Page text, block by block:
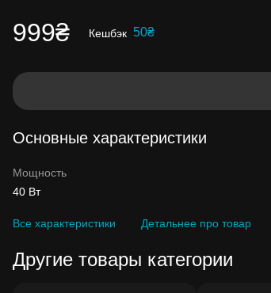
999₴ Кешбэк 50₴
Основные характеристики
Мощность
40 Вт
Все характеристики Детальнее про товар
Другие товары категории